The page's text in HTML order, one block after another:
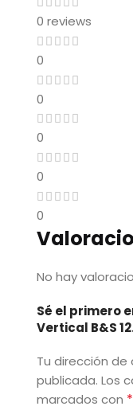
0 reviews
0
0
0
0
0
No hay
Sé el primero
Vertical B&S
Tu dirección
publicada. Los
marcados con *